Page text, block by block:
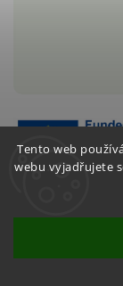
Tento web
webu vyjadřujete